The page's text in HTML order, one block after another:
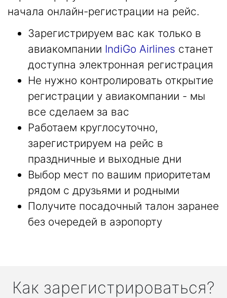
начала онлайн-регистрации на рейс.
Зарегистрируем вас как только в
авиакомпании IndiGo Airlines станет
доступна электронная регистрация
Не нужно контролировать открытие
регистрации у авиакомпании - мы
все сделаем за вас
Работаем круглосуточно,
зарегистрируем на рейс в
праздничные и выходные дни
Выбор мест по вашим приоритетам
рядом с друзьями и родными
Получите посадочный талон заранее
без очередей в аэропорту
Как зарегистрироваться?